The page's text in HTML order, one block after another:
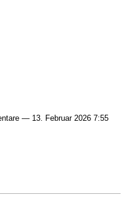
— 13. Februar 2026 7:55